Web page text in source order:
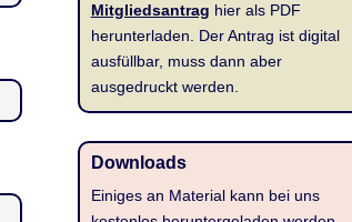
Mitgliedsantrag hier als PDF
herunterladen. Der Antrag ist digital
ausfüllbar, muss dann aber
ausgedruckt werden.
Downloads
Einiges an Material kann bei uns